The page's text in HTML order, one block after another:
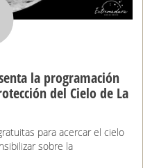
la programación
del Cielo de La
para acercar el cielo
sobre la